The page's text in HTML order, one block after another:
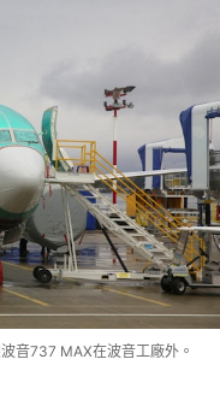
音737 MAX在波音工廠外。